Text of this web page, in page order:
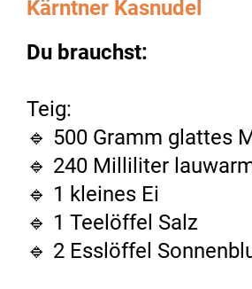
Kärntner Kasnudel
Du brauchst:
Teig:
🔹 500 Gramm glattes
🔹 240 Milliliter
🔹 1 kleines Ei
🔹 1 Teelöffel Salz
🔹 2 Esslöffel